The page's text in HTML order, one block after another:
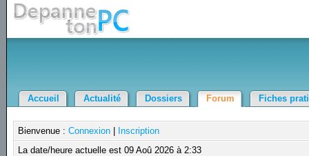
Accueil Actualité Dossiers Forum Fiches
Bienvenue :Connexion
Inscription
La date/heure actuelle est 09 Aoû 2026 à 2:33